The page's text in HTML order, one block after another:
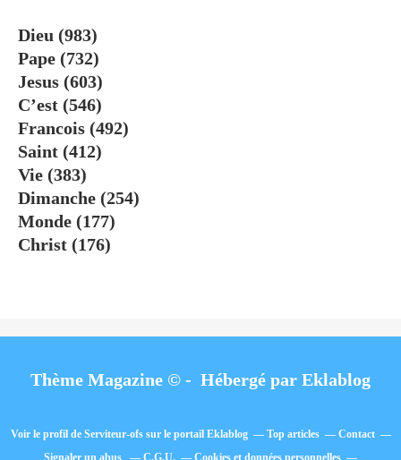
Dieu (983)
Pape (732)
Jesus (603)
C’est (546)
Francois (492)
Saint (412)
Vie (383)
Dimanche (254)
Monde (177)
Christ (176)
Thème Magazine © - Hébergé par Eklablog
Voir le profil de Serviteur-ofssur le portail Eklablog Top articles
Contact
Signaler un abus
C.G.U.
Cookies et données personnelles